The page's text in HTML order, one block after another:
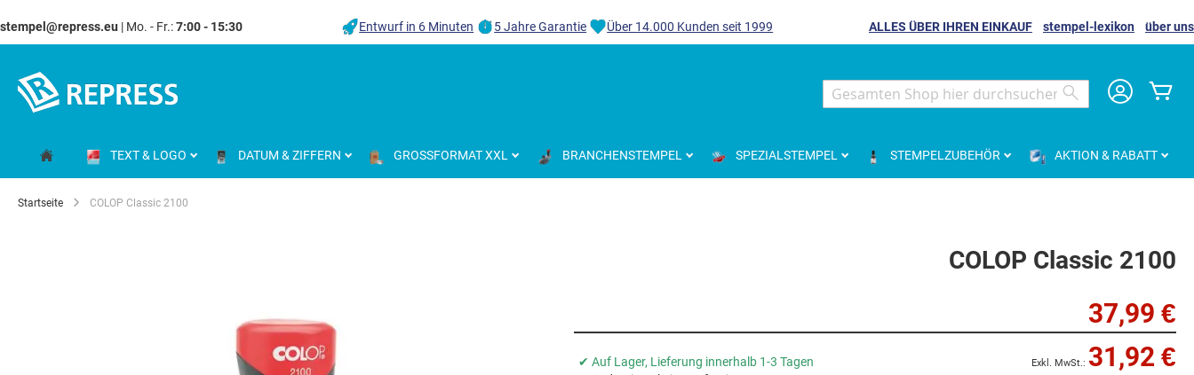
stempel@repress.eu | Mo. - Fr.:7:00 - 15:30 Entwurf in 6 Minuten 5 Jahre Garantie Über 14.000 Kunden seit 1999 ALLES ÜBER IHREN EINKAUF stempel-lexikon
über uns
springen
Search
TEXT & LOGO DATUM & ZIFFERN GROSSFORMAT XXL BRANCHENSTEMPEL SPEZIALSTEMPEL STEMPELZUBEHÖR AKTION & RABATT
Startseite COLOP Classic 2100
COLOP Classic 2100
37,99 €
31,92 €
✔ Auf Lager, Lieferung innerhalb 1-3 Tagen